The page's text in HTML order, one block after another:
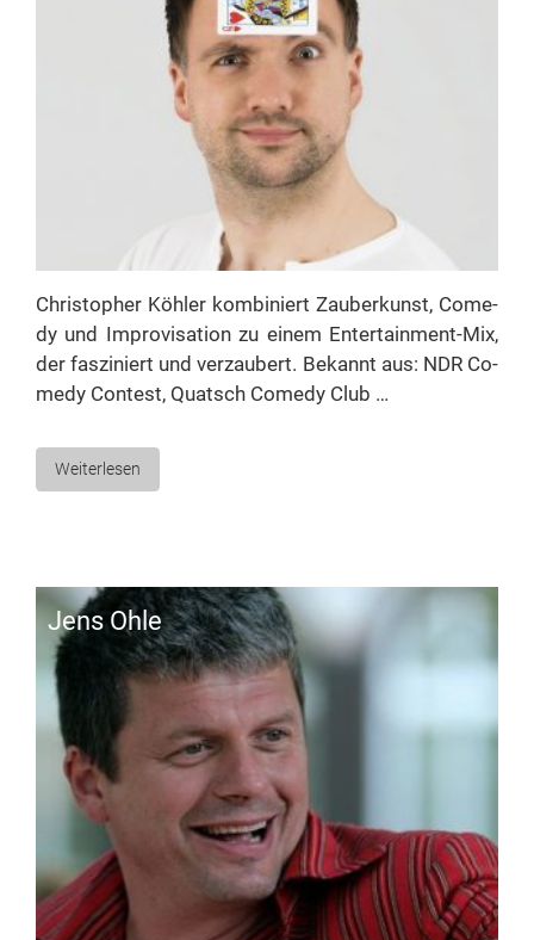
Chris­to­pher Köh­ler kom­bi­niert Zau­ber­kunst, Co­me­
dy und Im­pro­vi­sa­ti­on zu ei­nem En­­­ter­­tain­­ment-Mix,
der fas­zi­niert und ver­zau­bert. Be­kannt aus: NDR Co­
me­dy Con­test, Quatsch Co­me­dy Club …
Weiterlesen
Jens Oh­le